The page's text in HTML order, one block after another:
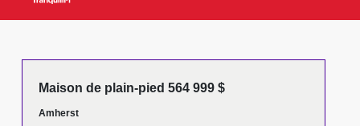
Maison de plain-pied 564 999 $
Amherst